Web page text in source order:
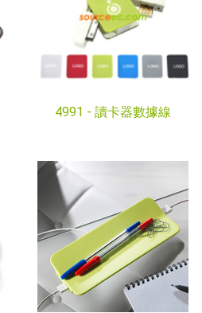
4991 - 讀卡器數據線